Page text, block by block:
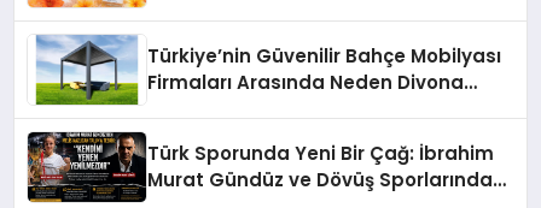
Türkiye’nin Güvenilir Bahçe Mobilyası
Firmaları Arasında Neden Divona
Türk Sporunda Yeni Bir Çağ: İbrahim
Murat Gündüz ve Dövüş Sporlarında